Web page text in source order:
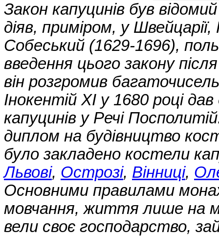
Закон капуцинів був
діяв, приміром, у
Собеський (1629-1696),
введення цього закону
він розгромив
Інокентій XI у 1680 році
капуцинів у Речі
диплом на будівництво
було закладено костели
Львові, Острозі, Вінниці,
Основними правилами
мовчання, життя лише на
вели своє господарство,